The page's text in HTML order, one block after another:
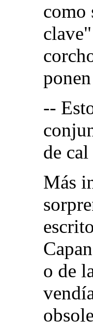
como
--
de
Más
o de